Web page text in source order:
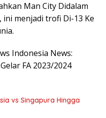
Man City Didalam
menjadi trofi Di-13 Ke
Indonesia News:
FA 2023/2024
vs Singapura Hingga